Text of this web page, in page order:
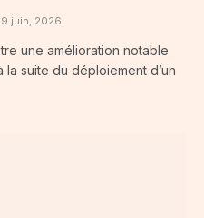
juin, 2026
une amélioration notable
suite du déploiement d’un